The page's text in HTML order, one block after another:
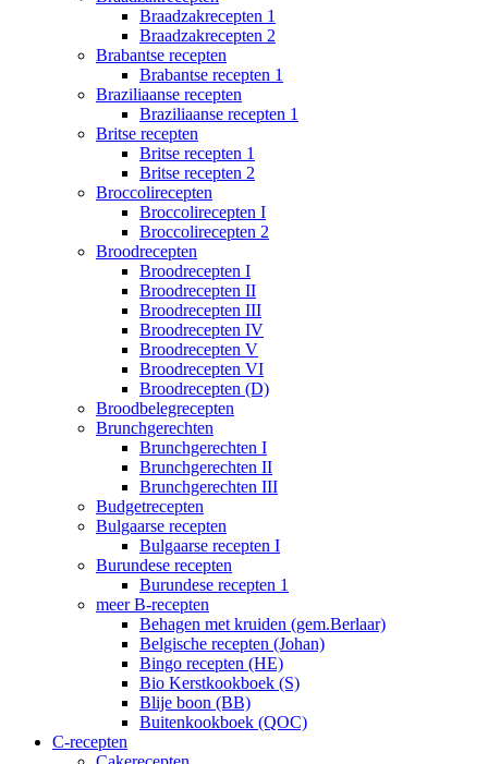
Braadzakrecepten 1
Braadzakrecepten 2
Brabantse recepten
Brabantse recepten 1
Braziliaanse recepten
Braziliaanse recepten 1
Britse recepten
Britse recepten 1
Britse recepten 2
Broccolirecepten
Broccolirecepten I
Broccolirecepten 2
Broodrecepten
Broodrecepten I
Broodrecepten II
Broodrecepten III
Broodrecepten IV
Broodrecepten V
Broodrecepten VI
Broodrecepten (D)
Broodbelegrecepten
Brunchgerechten
Brunchgerechten I
Brunchgerechten II
Brunchgerechten III
Budgetrecepten
Bulgaarse recepten
Bulgaarse recepten I
Burundese recepten
Burundese recepten 1
meer B-recepten
Behagen met kruiden (gem.Berlaar)
Belgische recepten (Johan)
Bingo recepten (HE)
Bio Kerstkookboek (S)
Blije boon (BB)
Buitenkookboek (QOC)
C-recepten